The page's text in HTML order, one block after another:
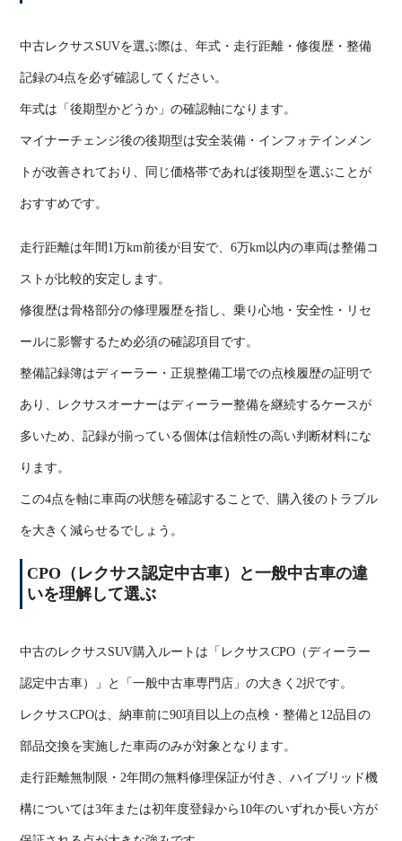
中古レクサス SUVを選ぶ際は、年式・走行距離・修復歴・整備
記録の4点を必ず確認してください。
年式は「後期型かどうか」の確認軸になります。
マイナーチェンジ後の後期型は安全装備・インフォテインメン
トが改善されており、同じ価格帯であれば後期型を選ぶことが
おすすめです。
走行距離は年間 1万km前後が目安で、6万km 以内の車両は整備コ
ストが比較的安定します。
修復歴は骨格部分の修理履歴を指し、乗り心地・安全性・リセ
ールに影響するため必須の確認項目です。
整備記録簿はディーラー・正規整備工場での点検履歴の証明で
あり、レクサスオーナーはディーラー整備を継続するケースが
多いため、記録が揃っている個体は信頼性の高い判断材料にな
ります。
この4点を軸に車両の状態を確認することで、購入後のトラブル
を大きく減らせるでしょう。
CPO （レクサス認定中古車）と一般中古車の違
いを理解して選ぶ
中古のレクサス SUV購入ルートは「レクサスCPO （ディーラー
認定中古車）」と「一般中古車専門店」の大きく 2択です。
レクサスCPOは、納車前に90項目以上の点検・整備と 12品目の
部品交換を実施した車両のみが対象となります。
走行距離無制限・ 2年間の無料修理保証が付き、ハイブリッド機
構については3年または初年度登録から 10年のいずれか長い方が